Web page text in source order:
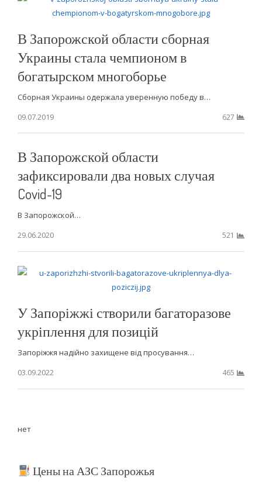
В Запорожской области сборная
Украины стала чемпионом в
богатырском многоборье
Сборная Украины одержала уверенную победу в…
09.07.2019
627
В Запорожской области
зафиксировали два новых случая
Covid-19
В Запорожской…
29.06.2020
521
У Запоріжжі створили багаторазове
укріплення для позицій
Запоріжжя надійно захищене від просування…
03.09.2022
465
нет
Цены на АЗС Запорожья